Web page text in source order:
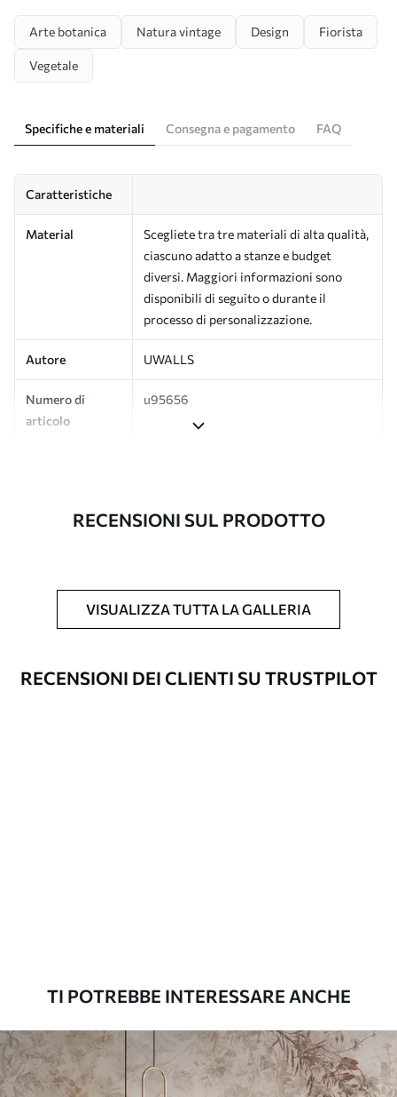
Arte botanica Natura vintage Design Fiorista
Vegetale
Specifiche e materiali Consegna e pagamento FAQ
Caratteristiche
Material
Scegliete tra tre materiali di alta qualità,
ciascuno adatto a stanze e budget
diversi. Maggiori informazioni sono
disponibili di seguito o durante il
processo di personalizzazione.
Autore UWALLS
Numero di
articolo
u95656
Pulizia
La carta da parati può essere pulita
Le carte da parati con finitura a vernice
possono essere pulite con acqua.
Vinile Premium
65.0039.00€/m²
Peel and Stick
RECENSIONI SUL PRODOTTO
VISUALIZZA TUTTA LA GALLERIA
RECENSIONI DEI CLIENTI SU TRUSTPILOT
TI POTREBBE INTERESSARE ANCHE